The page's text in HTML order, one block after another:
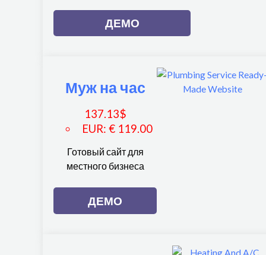
ДЕМО
Муж на час
137.13$
EUR: € 119.00
Готовый сайт для
местного бизнеса
ДЕМО